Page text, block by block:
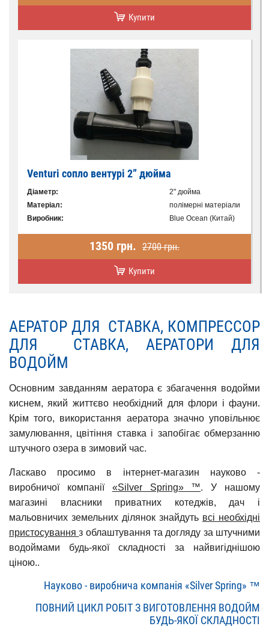
Купити
Venturi сопло вентурі 2” дюйма
Діаметр:
2" дюйма
Матеріал:
полімерні матеріали
Виробник:
Blue Ocean (Китай)
1350 грн. 2700 грн.
Купити
АЕРАТОР ДЛЯ СТАВКА, КОМПРЕССОР
ДЛЯ СТАВКА, АЕРАТОРИ ДЛЯ
ВОДОЙМ
Основним завданням аератора є збагачення водойми
киснем, який життєво необхідний для флори і фауни.
Крім того, використання аератора значно уповільнює
замулювання, цвітіння ставка і запобігає обмерзанню
штучного озера в зимовий час.
Ласкаво просимо в інтернет-магазин науково -
виробничої компанії «Silver Spring» ™. У нашому
магазині власники приватних котеджів, дач і
мальовничих земельних ділянок знайдуть всі необхідні
пристосуванняз облаштування та догляду за штучними
водоймами будь-якої складності за найвигіднішою
ціною..
Науково - виробнича компанія «Silver Spring» ™
ПОВНИЙ ЦИКЛ РОБІТ З ВИГОТОВЛЕННЯ ВОДОЙМ
БУДЬ-ЯКОЇ СКЛАДНОСТІ